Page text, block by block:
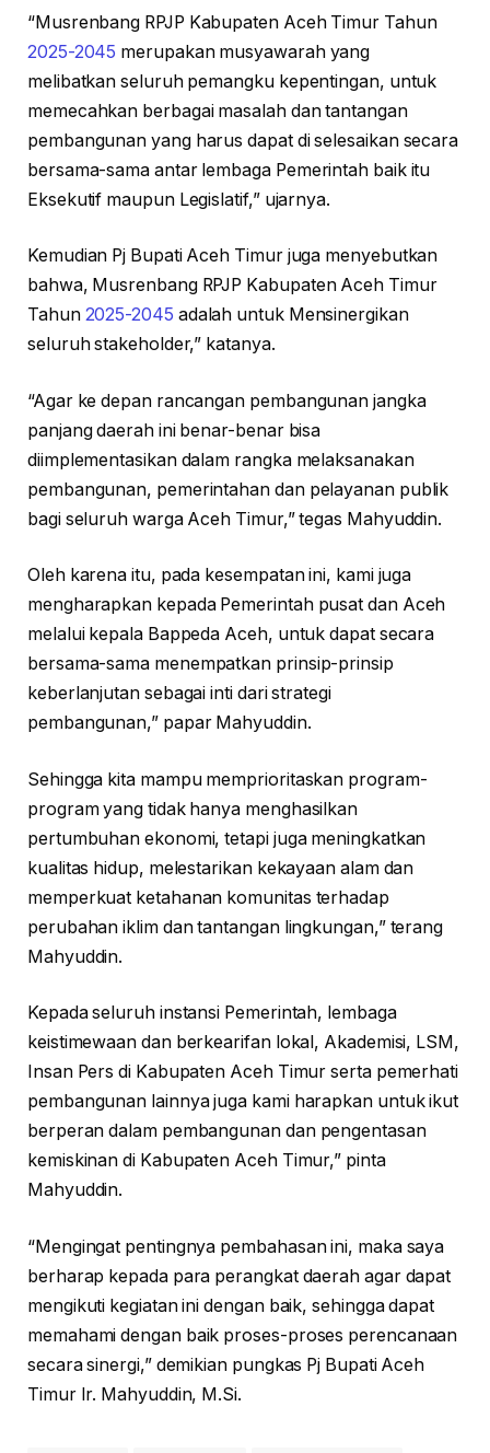
“Musrenbang RPJP Kabupaten Aceh Timur Tahun
2025-2045 merupakan musyawarah yang
melibatkan seluruh pemangku kepentingan, untuk
memecahkan berbagai masalah dan tantangan
pembangunan yang harus dapat di selesaikan secara
bersama-sama antar lembaga Pemerintah baik itu
Eksekutif maupun Legislatif,” ujarnya.
Kemudian Pj Bupati Aceh Timur juga menyebutkan
bahwa, Musrenbang RPJP Kabupaten Aceh Timur
Tahun 2025-2045 adalah untuk Mensinergikan
seluruh stakeholder,” katanya.
“Agar ke depan rancangan pembangunan jangka
panjang daerah ini benar-benar bisa
diimplementasikan dalam rangka melaksanakan
pembangunan, pemerintahan dan pelayanan publik
bagi seluruh warga Aceh Timur,” tegas Mahyuddin.
Oleh karena itu, pada kesempatan ini, kami juga
mengharapkan kepada Pemerintah pusat dan Aceh
melalui kepala Bappeda Aceh, untuk dapat secara
bersama-sama menempatkan prinsip-prinsip
keberlanjutan sebagai inti dari strategi
pembangunan,” papar Mahyuddin.
Sehingga kita mampu memprioritaskan program-
program yang tidak hanya menghasilkan
pertumbuhan ekonomi, tetapi juga meningkatkan
kualitas hidup, melestarikan kekayaan alam dan
memperkuat ketahanan komunitas terhadap
perubahan iklim dan tantangan lingkungan,” terang
Mahyuddin.
Kepada seluruh instansi Pemerintah, lembaga
keistimewaan dan berkearifan lokal, Akademisi, LSM,
Insan Pers di Kabupaten Aceh Timur serta pemerhati
pembangunan lainnya juga kami harapkan untuk ikut
berperan dalam pembangunan dan pengentasan
kemiskinan di Kabupaten Aceh Timur,” pinta
Mahyuddin.
“Mengingat pentingnya pembahasan ini, maka saya
berharap kepada para perangkat daerah agar dapat
mengikuti kegiatan ini dengan baik, sehingga dapat
memahami dengan baik proses-proses perencanaan
secara sinergi,” demikian pungkas Pj Bupati Aceh
Timur Ir. Mahyuddin, M.Si.